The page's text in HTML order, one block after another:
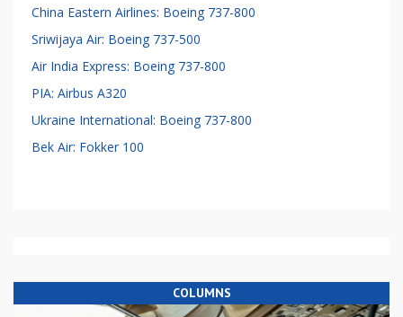
China Eastern Airlines: Boeing 737-800
Sriwijaya Air: Boeing 737-500
Air India Express: Boeing 737-800
PIA: Airbus A320
Ukraine International: Boeing 737-800
Bek Air: Fokker 100
COLUMNS